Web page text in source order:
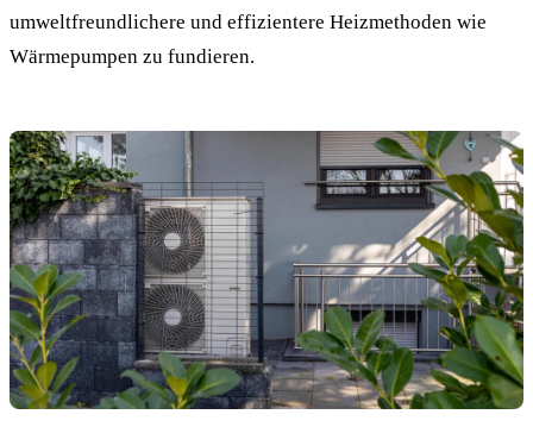
umweltfreundlichere und effizientere Heizmethoden wie
Wärmepumpen zu fundieren.